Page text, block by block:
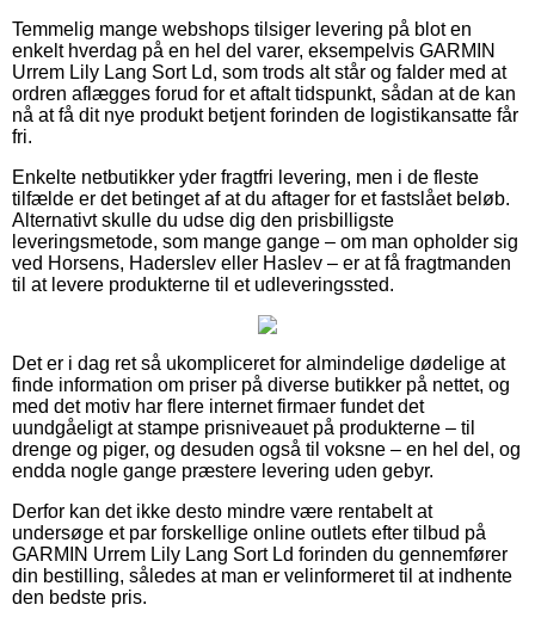
Temmelig mange webshops tilsiger levering på blot en
enkelt hverdag på en hel del varer, eksempelvis GARMIN
Urrem Lily Lang Sort Ld, som trods alt står og falder med at
ordren aflægges forud for et aftalt tidspunkt, sådan at de kan
nå at få dit nye produkt betjent forinden de logistikansatte får
fri.
Enkelte netbutikker yder fragtfri levering, men i de fleste
tilfælde er det betinget af at du aftager for et fastslået beløb.
Alternativt skulle du udse dig den prisbilligste
leveringsmetode, som mange gange – om man opholder sig
ved Horsens, Haderslev eller Haslev – er at få fragtmanden
til at levere produkterne til et udleveringssted.
Det er i dag ret så ukompliceret for almindelige dødelige at
finde information om priser på diverse butikker på nettet, og
med det motiv har flere internet firmaer fundet det
uundgåeligt at stampe prisniveauet på produkterne – til
drenge og piger, og desuden også til voksne – en hel del, og
endda nogle gange præstere levering uden gebyr.
Derfor kan det ikke desto mindre være rentabelt at
undersøge et par forskellige online outlets efter tilbud på
GARMIN Urrem Lily Lang Sort Ld forinden du gennemfører
din bestilling, således at man er velinformeret til at indhente
den bedste pris.